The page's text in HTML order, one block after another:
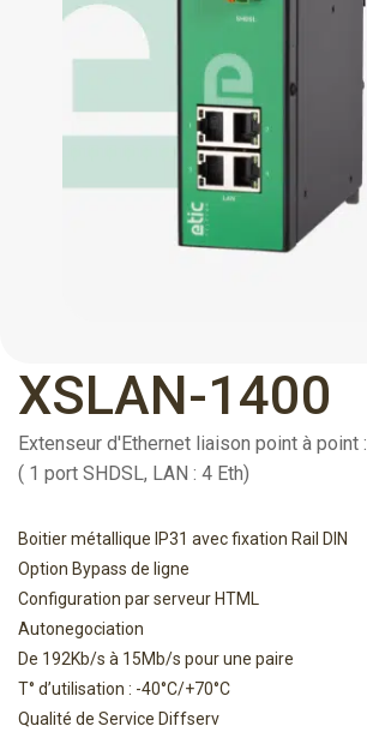
XSLAN-1400
Extenseur d'Ethernet liaison point à point :
( 1 port SHDSL, LAN : 4 Eth)
Boitier métallique IP31 avec fixation Rail DIN
Option Bypass de ligne
Configuration par serveur HTML
Autonegociation
De 192Kb/s à 15Mb/s pour une paire
T° d’utilisation : -40°C/+70°C
Qualité de Service Diffserv